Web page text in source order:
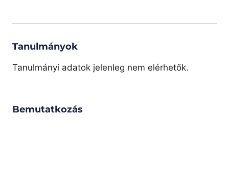
Tanulmányok
Tanulmányi adatok jelenleg nem elérhetők.
Bemutatkozás